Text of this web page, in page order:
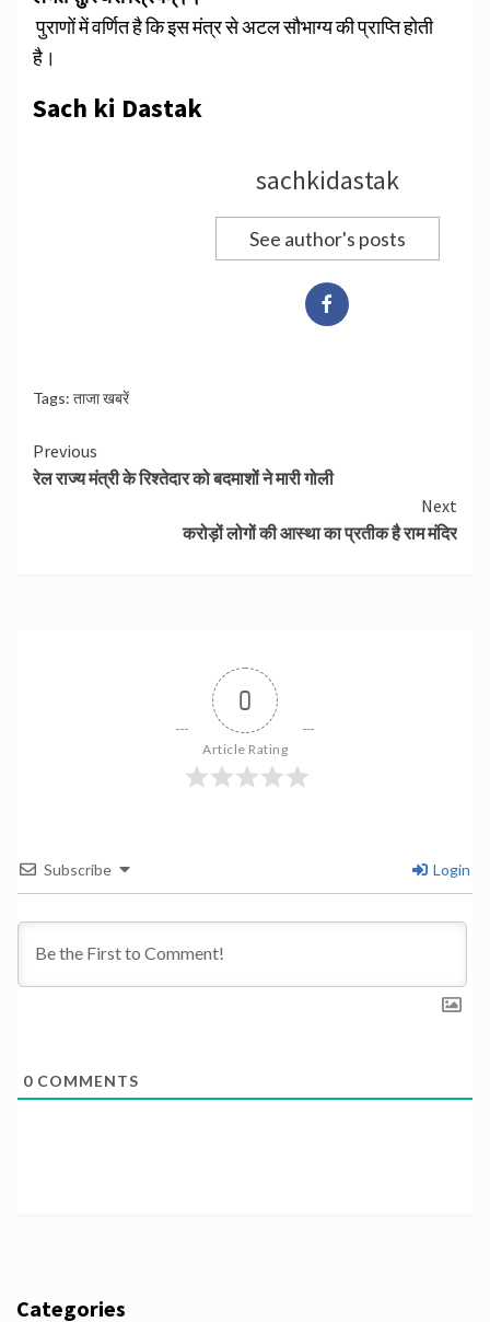
पुराणों में वर्णित है कि इस मंत्र से अटल सौभाग्य की प्राप्ति होती
है।
Sach ki Dastak
sachkidastak
See author's posts
Tags: ताजा खबरें
Continue
Reading
Previous
रेल राज्य मंत्री के रिश्तेदार को बदमाशों ने मारी गोली
Next
करोड़ों लोगों की आस्था का प्रतीक है राम मंदिर
0
Article Rating
Subscribe Login
0 COMMENTS
Categories